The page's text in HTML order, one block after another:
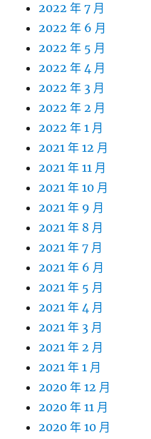
2022 年 7 月
2022 年 6 月
2022 年 5 月
2022 年 4 月
2022 年 3 月
2022 年 2 月
2022 年 1 月
2021 年 12 月
2021 年 11 月
2021 年 10 月
2021 年 9 月
2021 年 8 月
2021 年 7 月
2021 年 6 月
2021 年 5 月
2021 年 4 月
2021 年 3 月
2021 年 2 月
2021 年 1 月
2020 年 12 月
2020 年 11 月
2020 年 10 月